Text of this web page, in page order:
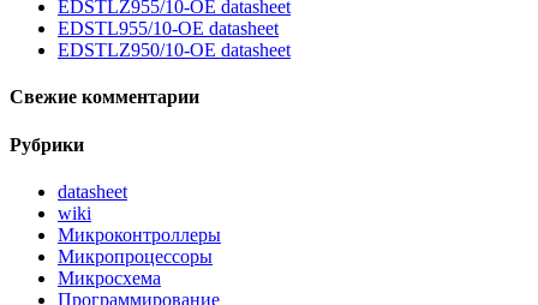
EDSTLZ955/10-OE datasheet
EDSTL955/10-OE datasheet
EDSTLZ950/10-OE datasheet
Свежие комментарии
Рубрики
datasheet
wiki
Микроконтроллеры
Микропроцессоры
Микросхема
Программирование